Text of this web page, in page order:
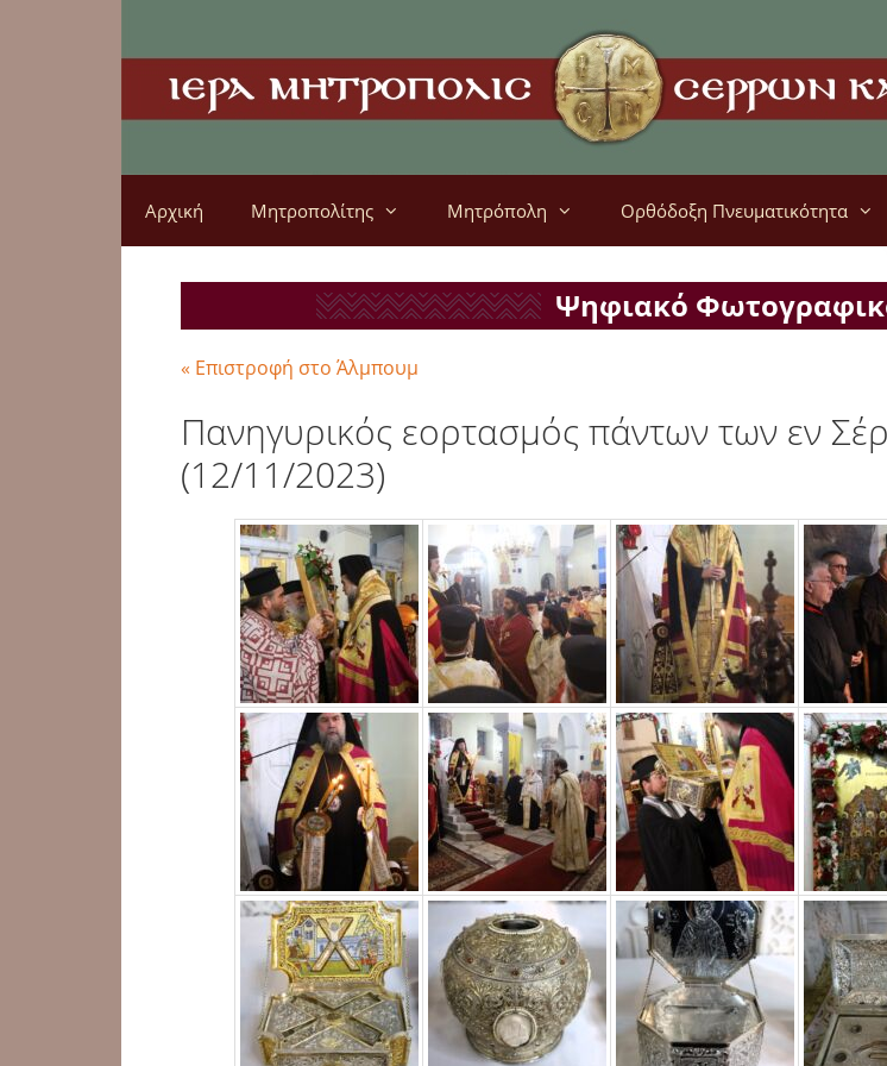
Αρχική Μητροπολίτης Μητρόπολη Ορθόδοξη Πνευματικότητα
Ψηφιακό
« Επιστροφή στο Άλμπουμ
Πανηγυρικός εορτασμός πάντων των εν
(12/11/2023)